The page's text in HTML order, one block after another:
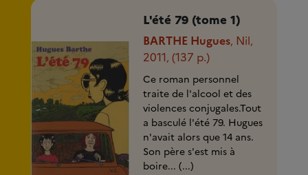
L'été 79 (tome 1)
BARTHE Hugues, Nil,
2011,(137 p.)
Ce roman personnel
traite de l'alcool et des
violences conjugales.Tout
a basculé l'été 79. Hugues
n'avait alors que 14 ans.
Son père s'est mis à
boire... (...)